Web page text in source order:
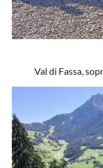
Val di Fassa,